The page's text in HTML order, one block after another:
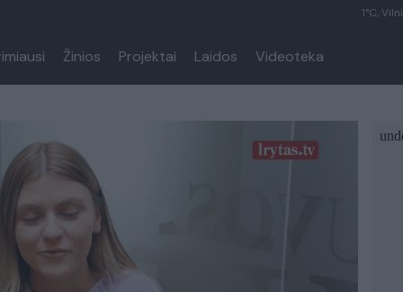
1°C,
Žinios Projektai Laidos Videoteka